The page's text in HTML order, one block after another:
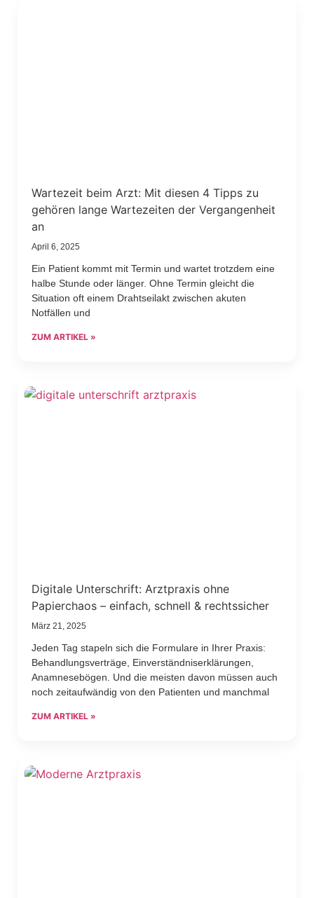
Wartezeit beim Arzt: Mit diesen 4 Tipps zu
gehören lange Wartezeiten der Vergangenheit
an
April 6, 2025
Ein Patient kommt mit Termin und wartet trotzdem eine
halbe Stunde oder länger. Ohne Termin gleicht die
Situation oft einem Drahtseilakt zwischen akuten
Notfällen und
ZUM ARTIKEL »
Digitale Unterschrift: Arztpraxis ohne
Papierchaos – einfach, schnell & rechtssicher
März 21, 2025
Jeden Tag stapeln sich die Formulare in Ihrer Praxis:
Behandlungsverträge, Einverständniserklärungen,
Anamnesebögen. Und die meisten davon müssen auch
noch zeitaufwändig von den Patienten und manchmal
ZUM ARTIKEL »